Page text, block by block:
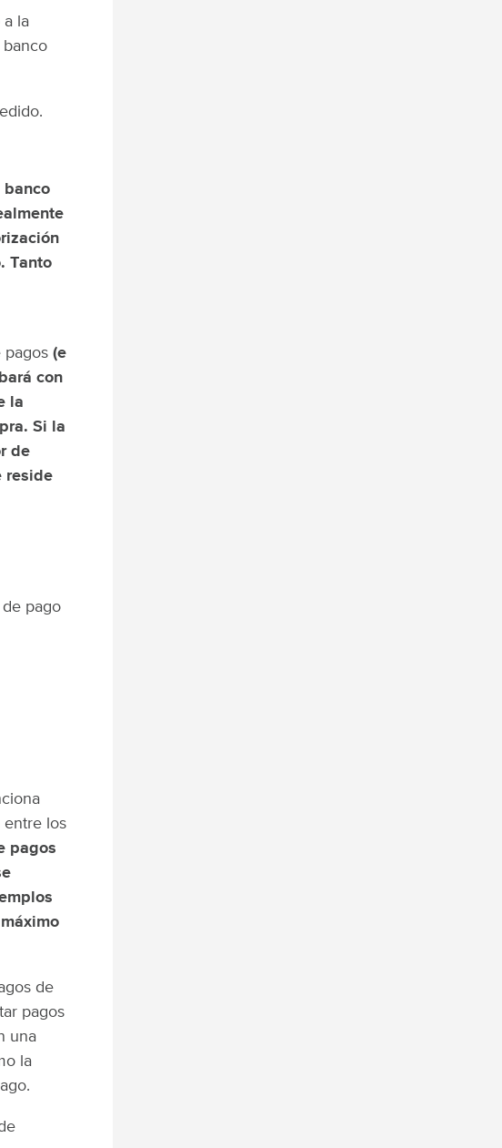
a la
banco
banco
Tanto
pagos (e
con
la
Si la
de
reside
de pago
entre los
pagos
de
pagos
una
la